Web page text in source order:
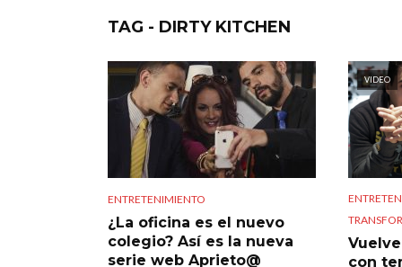
TAG - DIRTY KITCHEN
ENTRETENIMIENTO
¿La oficina es el nuevo
colegio? Así es la nueva
serie web Aprieto@
VIDEO
Vuelve
con